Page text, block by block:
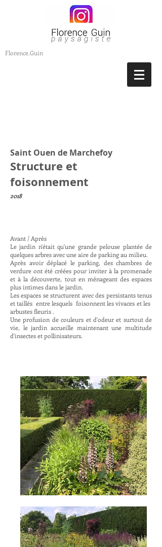
Florence.Guin
Saint Ouen de Marchefoy
Structure et
foisonnement
2018
Avant / Après
Le jardin n'était qu'une grande pelouse plantée de
quelques arbres avec une aire de parking au milieu.
Après avoir déplacé le parking, des chambres de
verdure ont été créées pour inviter à la promenade
et à la découverte, tout en ménageant des espaces
plus intimes dans le jardin.
Les espaces se structurent avec des persistants tenus
et taillés entre lesquels foisonnent les vivaces et les
arbustes fleuris .
Une profusion de couleurs et d'odeur et surtout de
vie, le jardin accueille maintenant une multitude
d'insectes et pollinisateurs.